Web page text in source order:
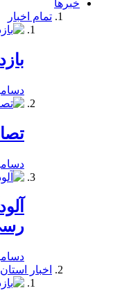
خبرها
تمام اخبار
دسامبر 24,
دسامبر 24,
دسامبر 24,
اخبار استان